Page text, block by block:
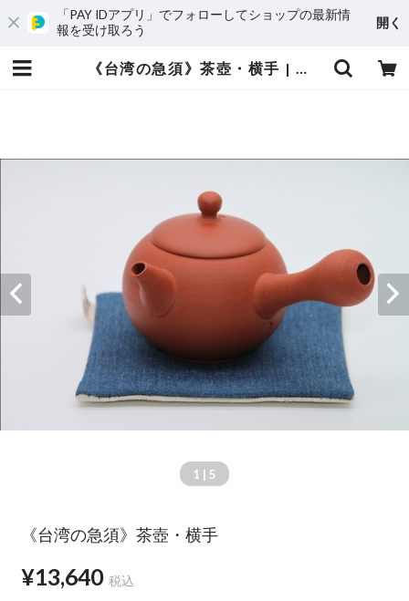
「PAY IDアプリ」でフォローしてショップの最新情
報を受け取ろう
開く
《台湾の急須》茶壺・横手 | 台湾茶藝館 台湾茶カフェ 狐月庵
1 | 5
《台湾の急須》茶壺・横手
¥13,640 税込